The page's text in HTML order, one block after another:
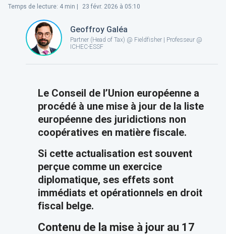
Temps de lecture: 4 min | 23 févr. 2026 à 05:10
Geoffroy Galéa
Partner (Head of Tax) @ Fieldfisher | Professeur @
ICHEC-ESSF
Le Conseil de l’Union européenne a
procédé à une mise à jour de la liste
européenne des juridictions non
coopératives en matière fiscale.
Si cette actualisation est souvent
perçue comme un exercice
diplomatique, ses effets sont
immédiats et opérationnels en droit
fiscal belge.
Contenu de la mise à jour au 17